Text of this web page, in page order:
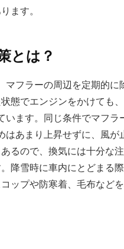
ます。
とは？
フラーの周辺を定期的
態でエンジンをかけても
ます。同じ条件でマフ
あまり上昇せずに、風
るので、換気には十分な
降雪時に車内にとどまる
ップや防寒着、毛布など